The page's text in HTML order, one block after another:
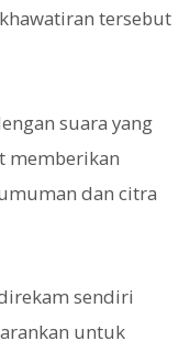
tersebut
suara yang
memberikan
dan citra
sendiri
untuk